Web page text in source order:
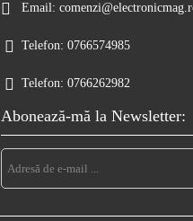
Email:
Telefon: 0766574985
Telefon: 0766262982
Abonează-mă la Newsletter: